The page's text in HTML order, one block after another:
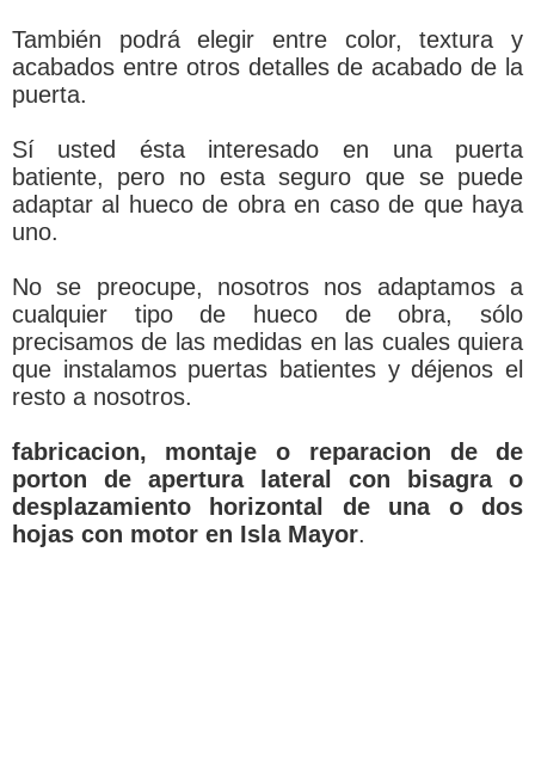
También podrá elegir entre color, textura y
acabados entre otros detalles de acabado de la
puerta.
Sí usted ésta interesado en una puerta
batiente, pero no esta seguro que se puede
adaptar al hueco de obra en caso de que haya
uno.
No se preocupe, nosotros nos adaptamos a
cualquier tipo de hueco de obra, sólo
precisamos de las medidas en las cuales quiera
que instalamos puertas batientes y déjenos el
resto a nosotros.
fabricacion, montaje o reparacion de de
porton de apertura lateral con bisagra o
desplazamiento horizontal de una o dos
hojas con motor en Isla Mayor.